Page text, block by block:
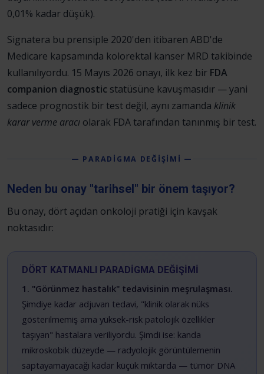
0,01% kadar düşük).
Signatera bu prensiple 2020'den itibaren ABD'de
Medicare kapsamında kolorektal kanser MRD takibinde
kullanılıyordu. 15 Mayıs 2026 onayı, ilk kez bir FDA
companion diagnostic statüsüne kavuşmasıdır — yani
sadece prognostik bir test değil, aynı zamanda klinik
karar verme aracı olarak FDA tarafından tanınmış bir test.
— PARADİGMA DEĞİŞİMİ —
Neden bu onay "tarihsel" bir önem taşıyor?
Bu onay, dört açıdan onkoloji pratiği için kavşak
noktasıdır:
DÖRT KATMANLI PARADİGMA DEĞİŞİMİ
1. "Görünmez hastalık" tedavisinin meşrulaşması.
Şimdiye kadar adjuvan tedavi, "klinik olarak nüks
gösterilmemiş ama yüksek-risk patolojik özellikler
taşıyan" hastalara veriliyordu. Şimdi ise: kanda
mikroskobik düzeyde — radyolojik görüntülemenin
saptayamayacağı kadar küçük miktarda — tümör DNA